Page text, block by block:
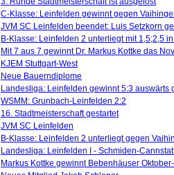
C-Klasse: Leinfelden gewinnt gegen
JVM SC Leinfelden beendet: Luis Setzkorn
B-Klasse: Leinfelden 2 unterliegt mit 1,5;2,5
Mit 7 aus 7 gewinnt Dr. Markus Kottke das
KJEM Stuttgart-West
Neue Bauerndiplome
Landesliga: Leinfelden gewinnt 5:3 auswärts
WSMM: Grunbach-Leinfelden 2:2
16. Stadtmeisterschaft gestartet
JVM SC Leinfelden
B-Klasse: Leinfelden 2 unterliegt gegen
Landesliga: Leinfelden I - Schmiden-
Markus Kottke gewinnt Bebenhäuser